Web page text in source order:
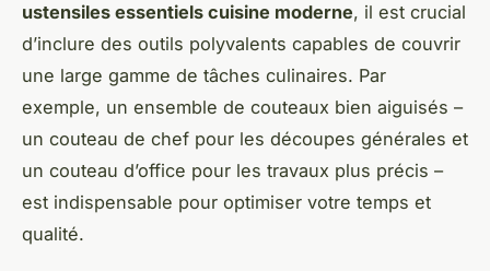
ustensiles essentiels cuisine moderne, il est crucial
d’inclure des outils polyvalents capables de couvrir
une large gamme de tâches culinaires. Par
exemple, un ensemble de couteaux bien aiguisés –
un couteau de chef pour les découpes générales et
un couteau d’office pour les travaux plus précis –
est indispensable pour optimiser votre temps et
qualité.